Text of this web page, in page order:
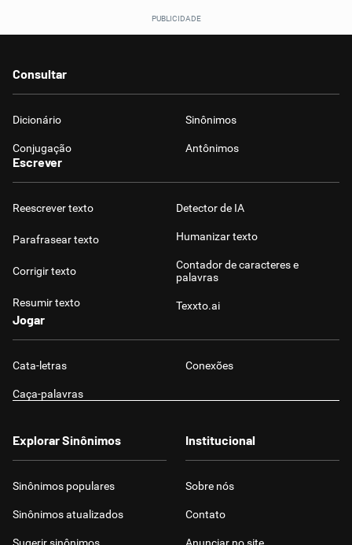
Consultar
Dicionário Sinônimos
Conjugação Antônimos
Escrever
Reescrever texto
Parafrasear texto
Corrigir texto
Resumir texto
Detector de IA
Humanizar texto
Contador de caracteres e
palavras
Texxto.ai
Jogar
Cata-letras Conexões
Caça-palavras
Explorar Sinônimos
Sinônimos populares
Sinônimos atualizados
Institucional
Sobre nós
Contato